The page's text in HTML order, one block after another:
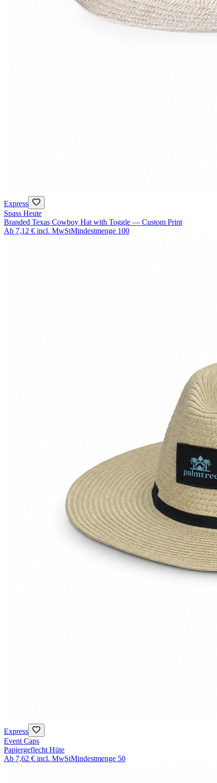
Express
Spass Heute
Branded Texas Cowboy Hat with Toggle — Custom Print
Ab 7,12 € incl. MwStMindestmenge 100
Express
Event Caps
Papiergeflecht Hüte
Ab 7,62 € incl. MwStMindestmenge 50